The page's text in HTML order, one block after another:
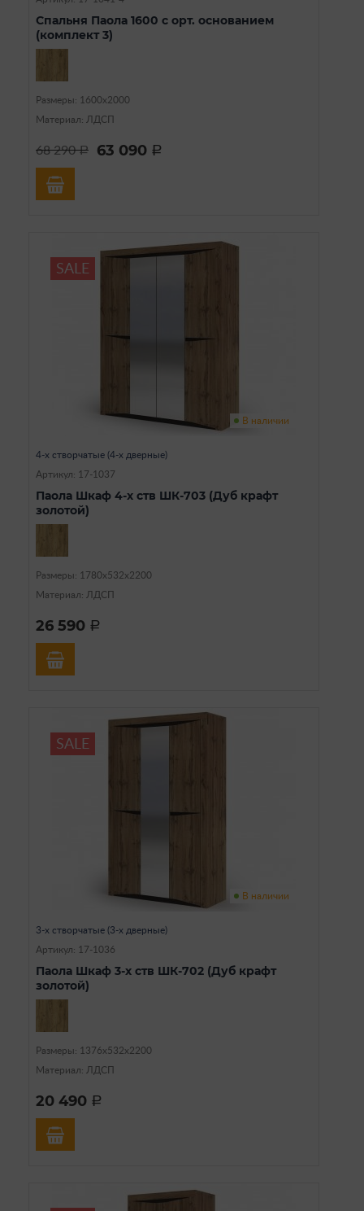
Спальня Паола 1600 с орт. основанием
(комплект 3)
Размеры: 1600х2000
Материал: ЛДСП
68 290a 63 090 a
SALE
В наличии
4-х створчатые (4-х дверные)
Артикул: 17-1037
Паола Шкаф 4-х ств ШК-703 (Дуб крафт
золотой)
Размеры: 1780х532х2200
Материал: ЛДСП
26 590 a
SALE
В наличии
3-х створчатые (3-х дверные)
Артикул: 17-1036
Паола Шкаф 3-х ств ШК-702 (Дуб крафт
золотой)
Размеры: 1376х532х2200
Материал: ЛДСП
20 490 a